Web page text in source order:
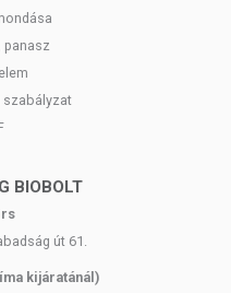
panasz
szabályzat
BIOBOLT
út 61.
kijáratánál)